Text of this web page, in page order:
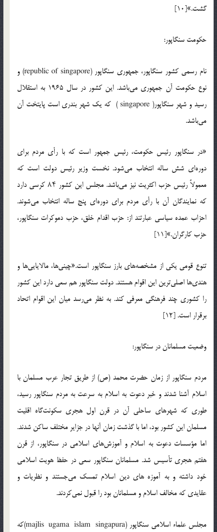
گشت.»[10]
حكومت سنگاپور:
نام رسمي کشور سنگاپور، ‌جمهوري سنگاپور (republic of singapore) و
نوع حكومت آن جمهوري مي‌باشد. اين كشور در سال 1965 به استقلال
رسيد و شهر سنگاپور( singapore ) كه يك شهر بندري است پايتخت آن
مي‌باشد.
«در سنگاپور رئيس حکومت، رئيس جمهور است که با رأي مردم براي
دوره‌اي شش ساله انتخاب مي‌شود. نخست وزير رئيس دولت است که
معمولاً رئيس حزب اکثريت نيز مي‌باشد. مجلس اين کشور ۸۴ کرسي دارد
که نمايندگان آن با رأي مردم براي دوره‌اي پنج ساله انتخاب مي‌شوند.
احزاب عمده‌ سياسي عبارتند از: حزب اقدام خلق، حزب دموكرات سنگاپور،
حزب كارگران.»[11]
تنوع قومي يکي از مشخصه‌هاي بارز سنگاپور است.«چيني‌ها، مالايايي‌ها و
هندي‌ها اصلي‌ترين اين اقوام هستند. دولت سنگاپور هم سعي دارد اين کشور
را کشوري چند فرهنگي معرفي کند. به نظر مي‌رسد ميان اين اقوام اتحاد
برقرار است. [12]
وضعيت مسلمانان در سنگاپور:
مردم سنگاپور از زمان حضرت محمد (ص) از طريق تجار عرب مسلمان با
اسلام آشنا شدند و خبر دعوت به اسلام به سرعت به مردم سنگاپور رسيد،
طوري که شهرهاي ساحلي آن در قرن اول هجري سكونت‌گاه اقليت
مسلمان اين کشور بود، اما با گذشت زمان آنها در جزاير مختلف ساکن شدند.
اما مؤسسات دعوت به اسلام و آموزش‌هاي اسلامي در سنگاپور، از قرن
هفتم هجري تأسيس شد. مسلمانان سنگاپور سعي در حفظ هويت اسلامي
خود داشته و به آموزه هاي دين اسلام تمسک مي‌جستند و نظريات و
عقايدي که مخالف اسلام و مسلمانان بود را قبول نمي‌کردند.
مجلس علماء اسلامي سنگاپور (majlis ugama islam singapura)که